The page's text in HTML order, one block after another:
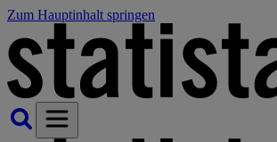
Zum Hauptinhalt springen